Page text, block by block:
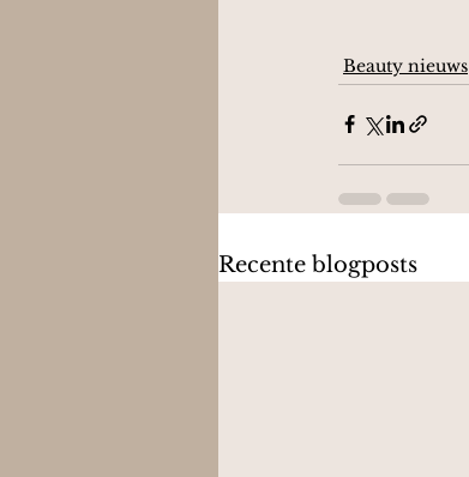
Beauty nieuws
Recente blogposts